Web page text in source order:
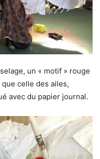
un « motif » rouge
celle des ailes,
avec du papier journal.